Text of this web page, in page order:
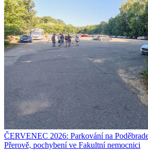
ČERVENEC 2026: Parkování na
Přerově, pochybení ve Fakultní nemocnici